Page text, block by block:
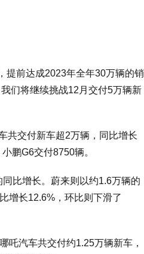
提前达成2023年全年30万辆的销
们将继续挑战12月交付5万辆新
共交付新车超2万辆，同比增长
鹏G6交付8750辆。
比增长。蔚来则以约1.6万辆的
增长12.6%，环比则下滑了
吒汽车共交付约1.25万辆新车，